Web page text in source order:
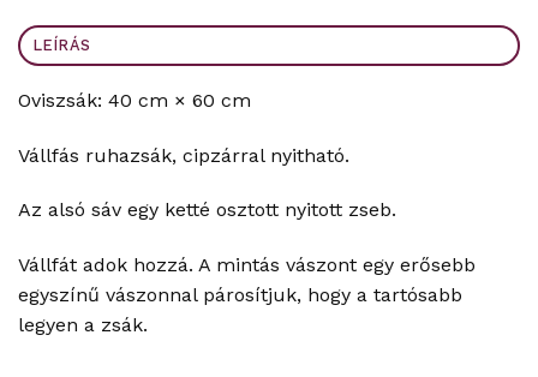
LEÍRÁS
Oviszsák: 40 cm × 60 cm
Vállfás ruhazsák, cipzárral nyitható.
Az alsó sáv egy ketté osztott nyitott zseb.
Vállfát adok hozzá. A mintás vászont egy erősebb
egyszínű vászonnal párosítjuk, hogy a tartósabb
legyen a zsák.